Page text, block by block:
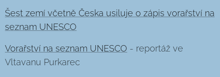
Šest zemí včetně Česka usiluje o zápis vorařství na
seznam UNESCO
Vorařství na seznam UNESCO - reportáž ve
Vltavanu Purkarec